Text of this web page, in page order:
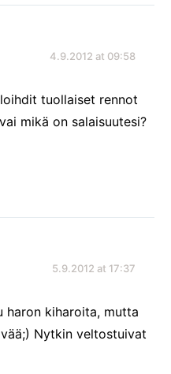
4.9.2012 at 09:58
tuollaiset rennot
mikä on salaisuutesi?
5.9.2012 at 17:37
haron kiharoita, mutta
Nytkin veltostuivat